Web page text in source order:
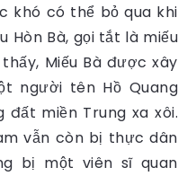
khó có thể bỏ qua khi
Hòn Bà, gọi tắt là miếu
Miếu Bà được xây
người tên Hồ Quang
đất miền Trung xa xôi.
vẫn còn bị thực dân
bị một viên sĩ quan